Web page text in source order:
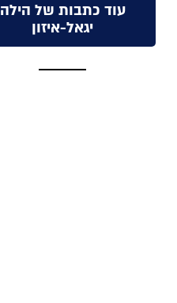
עוד כתבות של הילה
יגאל-איזון